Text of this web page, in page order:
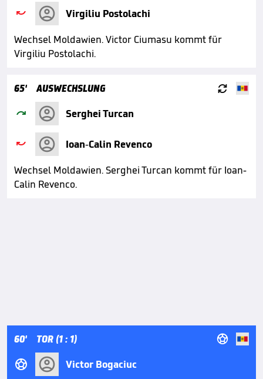

Virgiliu Postolachi
Wechsel Moldawien. Victor Ciumasu kommt für
Virgiliu Postolachi.
65' AUSWECHSLUNG 
 Serghei Turcan

Ioan-Calin Revenco
Wechsel Moldawien. Serghei Turcan kommt für Ioan-
Calin Revenco.
60' TOR (1 : 1) 
 Victor Bogaciuc